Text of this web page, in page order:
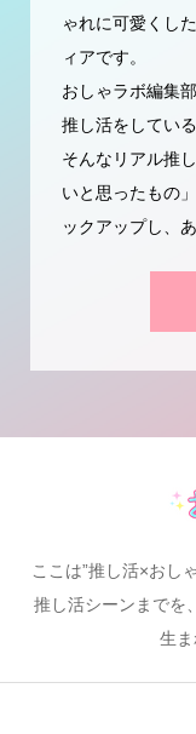
ゃれに可愛くし
ィアです。
おしゃラボ編集
推し活をしてい
そんなリアル推
いと思ったもの
ックアップし、
ここは”推し活×おし
推し活シーンまでを
生ま